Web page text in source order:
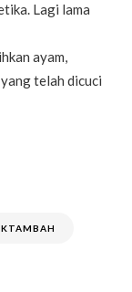
Lagi lama
ayam,
telah dicuci